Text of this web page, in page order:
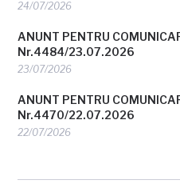
24/07/2026
ANUNT PENTRU
Nr.4484/23.07.2026
23/07/2026
ANUNT PENTRU
Nr.4470/22.07.2026
22/07/2026